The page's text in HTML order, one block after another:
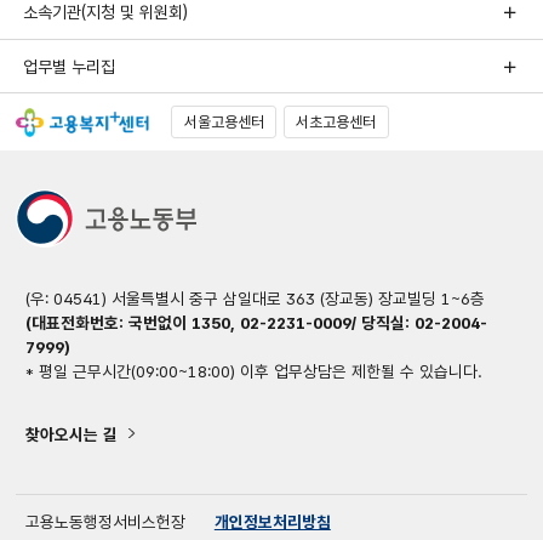
소속기관(지청 및 위원회)
업무별 누리집
서울고용센터 서초고용센터
(우: 04541) 서울특별시 중구 삼일대로 363 (장교동) 장교빌딩 1~6층
(대표전화번호: 국번없이 1350, 02-2231-0009/ 당직실: 02-2004-
7999)
* 평일 근무시간(09:00~18:00) 이후 업무상담은 제한될 수 있습니다.
찾아오시는 길
고용노동행정서비스헌장 개인정보처리방침